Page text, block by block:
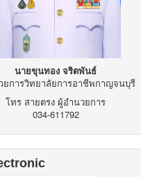
นายขุนทอง จริตพันธ์
ยการวิทยาลัยการอาชีพกาญจนบุรี
โทร สายตรง ผู้อำนวยการ
034-611792